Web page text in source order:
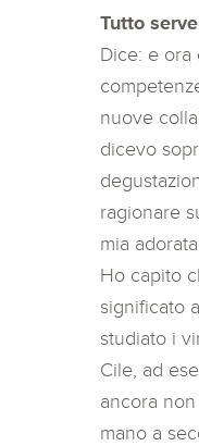
Tutto serve
Dice: e ora
nuove
dicevo
ragionare
mia
Ho capito
significato
studiato i
Cile, ad
ancora
mano a